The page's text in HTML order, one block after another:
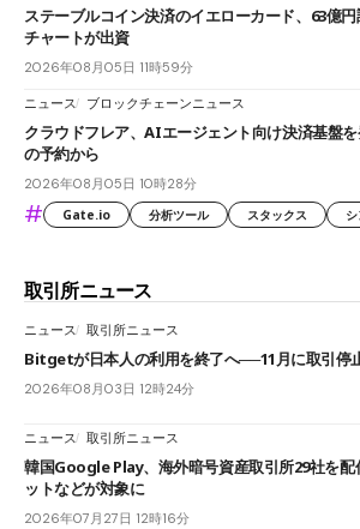
ステーブルコイン決済のイエローカード、63億円
チャートが出資
2026年08月05日 11時59分
ニュース ブロックチェーンニュース
クラウドフレア、AIエージェント向け決済基盤を
の予約から
2026年08月05日 10時28分
# Gate.io 分析ツール スタックス
取引所ニュース
ニュース 取引所ニュース
Bitgetが日本人の利用を終了へ──11月に取引停
2026年08月03日 12時24分
ニュース 取引所ニュース
韓国Google Play、海外暗号資産取引所29社を
ットなどが対象に
2026年07月27日 12時16分